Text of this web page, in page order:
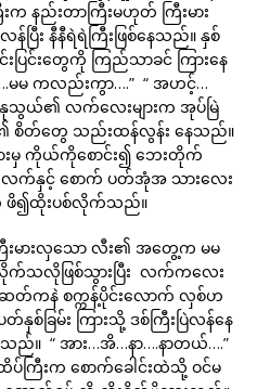
က နည်းတာကြီးမဟုတ် ကြီးမား
ြီး နီနီရဲရဲကြီးဖြစ်နေသည်။ နှစ်
င်းတွေကို ကြည်သာခင် ကြားနေ
မ ကလည်းကွာ….” “ အဟင့်…
ယ်၏ လက်လေးများက အုပ်မြဲ
၏ စိတ်တွေ သည်းထန်လွန်း နေသည်။
းမှ ကိုယ်ကိုစောင်း၍ ဘေးတိုက်
လက်နှင့် စောက် ပတ်အုံအ သားလေး
ဖိ၍ထိုးပစ်လိုက်သည်။
းမားလှသော လီး၏ အတွေ့က မမ
လိုဖြစ်သွားပြီး လက်ကလေး
နဲ စက္ကန့်ပိုင်းလောက် လှစ်ဟ
ခြမ်း ကြားသို့ ဒစ်ကြီးပြဲလန်နေ
။ “ အား…အိ…နာ….နာတယ်….”
ကြီးက စောက်ခေါင်းထဲသို့ ဝင်မ